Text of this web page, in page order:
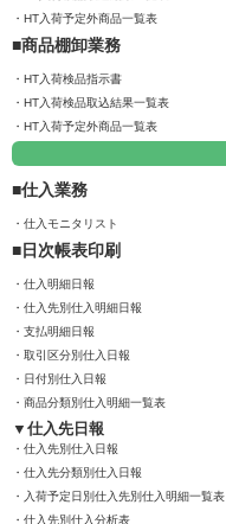
HT入荷予定外商品一覧表
商品棚卸業務
HT入荷検品指示書
HT入荷検品取込結果一覧表
HT入荷予定外商品一覧表
仕入業務
仕入モニタリスト
日次帳表印刷
仕入明細日報
仕入先別仕入明細日報
支払明細日報
取引区分別仕入日報
日付別仕入日報
商品分類別仕入明細一覧表
仕入先日報
仕入先別仕入日報
仕入先分類別仕入日報
入荷予定日別仕入先別仕入明細一覧表
仕入先別仕入分析表